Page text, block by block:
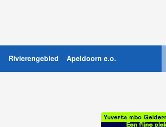
Rivierengebied Apeldoorn e.o.